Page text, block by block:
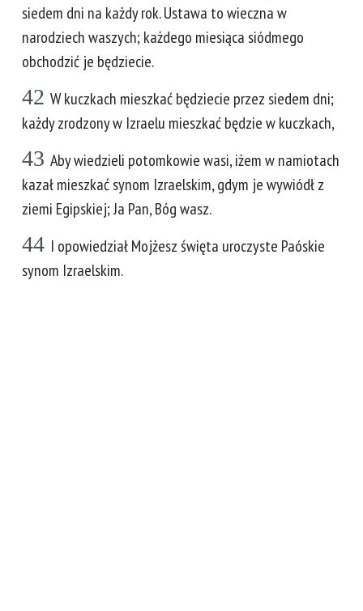
siedem dni na każdy rok. Ustawa to wieczna w
narodziech waszych; każdego miesiąca siódmego
obchodzić je będziecie.
42 W kuczkach mieszkać będziecie przez siedem dni;
każdy zrodzony w Izraelu mieszkać będzie w kuczkach,
43 Aby wiedzieli potomkowie wasi, iżem w namiotach
kazał mieszkać synom Izraelskim, gdym je wywiódł z
ziemi Egipskiej; Ja Pan, Bóg wasz.
44 I opowiedział Mojżesz święta uroczyste Paóskie
synom Izraelskim.